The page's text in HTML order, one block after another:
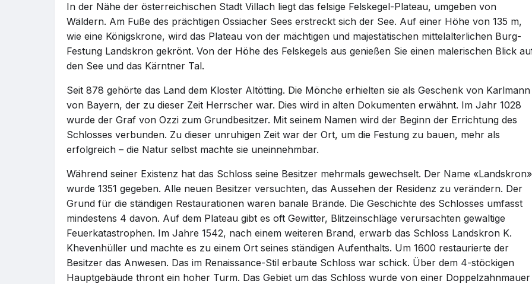
In der Nähe der österreichischen Stadt Villach liegt das felsige Felskegel-Plateau, umgeben von
Wäldern. Am Fuße des prächtigen Ossiacher Sees erstreckt sich der See. Auf einer Höhe von 135 m,
wie eine Königskrone, wird das Plateau von der mächtigen und majestätischen mittelalterlichen Burg-
Festung Landskron gekrönt. Von der Höhe des Felskegels aus genießen Sie einen malerischen Blick
den See und das Kärntner Tal.
Seit 878 gehörte das Land dem Kloster Altötting. Die Mönche erhielten sie als Geschenk von Karlmann
von Bayern, der zu dieser Zeit Herrscher war. Dies wird in alten Dokumenten erwähnt. Im Jahr 1028
wurde der Graf von Ozzi zum Grundbesitzer. Mit seinem Namen wird der Beginn der Errichtung des
Schlosses verbunden. Zu dieser unruhigen Zeit war der Ort, um die Festung zu bauen, mehr als
erfolgreich – die Natur selbst machte sie uneinnehmbar.
Während seiner Existenz hat das Schloss seine Besitzer mehrmals gewechselt. Der Name «Landskron»
wurde 1351 gegeben. Alle neuen Besitzer versuchten, das Aussehen der Residenz zu verändern. Der
Grund für die ständigen Restaurationen waren banale Brände. Die Geschichte des Schlosses umfasst
mindestens 4 davon. Auf dem Plateau gibt es oft Gewitter, Blitzeinschläge verursachten gewaltige
Feuerkatastrophen. Im Jahre 1542, nach einem weiteren Brand, erwarb das Schloss Landskron K.
Khevenhüller und machte es zu einem Ort seines ständigen Aufenthalts. Um 1600 restaurierte der
Besitzer das Anwesen. Das im Renaissance-Stil erbaute Schloss war schick. Über dem 4-stöckigen
Hauptgebäude thront ein hoher Turm. Das Gebiet um das Schloss wurde von einer Doppelzahnmauer